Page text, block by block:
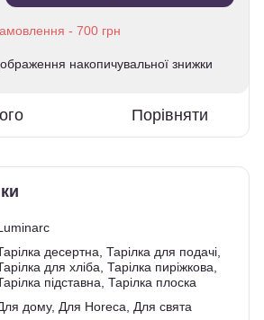
накопичувальної знижки
Порівняти
десертна, Тарілка для подачі,
для хліба, Тарілка пиріжкова,
підставна, Тарілка плоска
дому, Для Horeca, Для свята